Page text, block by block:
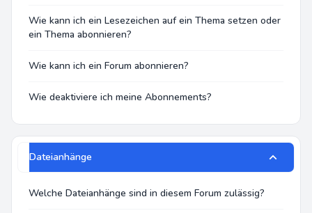
Wie kann ich ein Lesezeichen auf ein Thema setzen oder
ein Thema abonnieren?
Wie kann ich ein Forum abonnieren?
Wie deaktiviere ich meine Abonnements?
Dateianhänge
Welche Dateianhänge sind in diesem Forum zulässig?